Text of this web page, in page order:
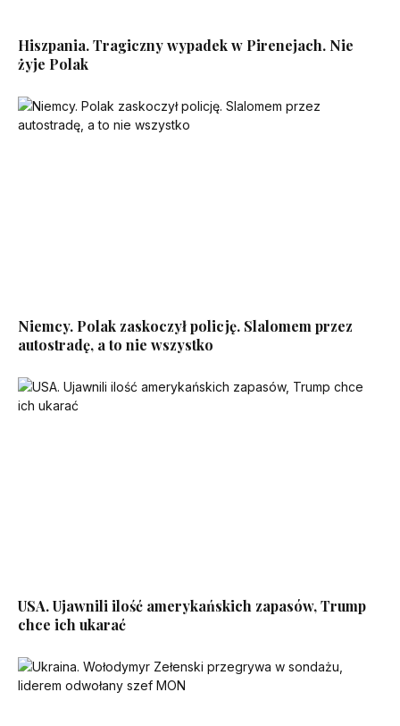
Hiszpania. Tragiczny wypadek w Pirenejach. Nie
żyje Polak
Niemcy. Polak zaskoczył policję. Slalomem przez
autostradę, a to nie wszystko
USA. Ujawnili ilość amerykańskich zapasów, Trump
chce ich ukarać